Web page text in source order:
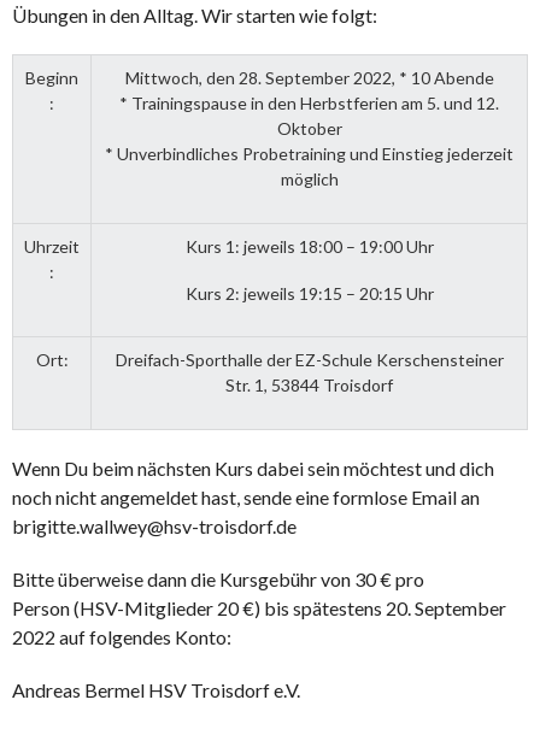
Übungen in den Alltag. Wir starten wie folgt:
Beginn
:
Mittwoch, den 28. September 2022, * 10 Abende
* Trainingspause in den Herbstferien am 5. und 12.
Oktober
* Unverbindliches Probetraining und Einstieg jederzeit
möglich
Uhrzeit
:
Kurs 1: jeweils 18:00 – 19:00 Uhr
Kurs 2: jeweils 19:15 – 20:15 Uhr
Ort:
Dreifach-Sporthalle der EZ-Schule Kerschensteiner
Str. 1, 53844 Troisdorf
Wenn Du beim nächsten Kurs dabei sein möchtest und dich
noch nicht angemeldet hast, sende eine formlose Email an
brigitte.wallwey@hsv-troisdorf.de
Bitte überweise dann die Kursgebühr von 30 € pro
Person (HSV-Mitglieder 20 €) bis spätestens 20. September
2022 auf folgendes Konto:
Andreas Bermel HSV Troisdorf e.V.